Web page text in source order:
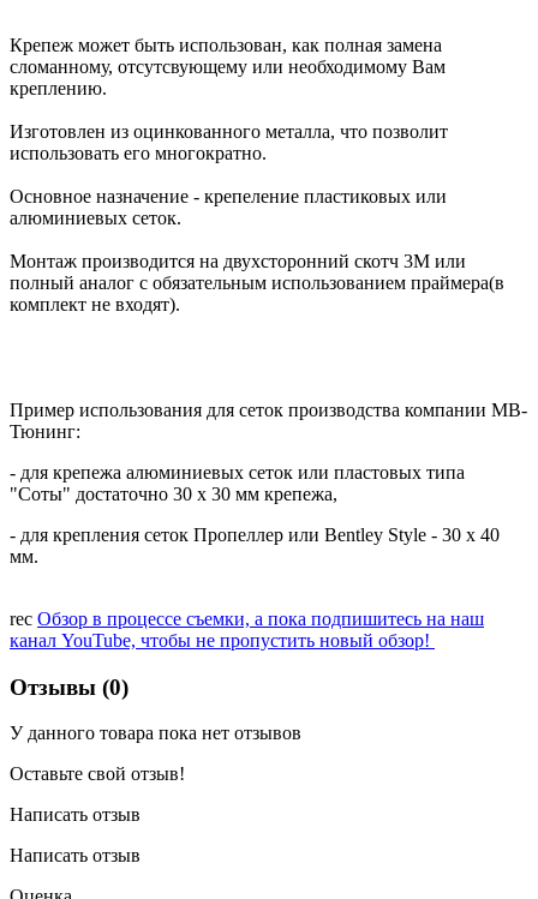
Крепеж может быть использован, как полная замена
сломанному, отсутсвующему или необходимому Вам
креплению.
Изготовлен из оцинкованного металла, что позволит
использовать его многократно.
Основное назначение - крепеление пластиковых или
алюминиевых сеток.
Монтаж производится на двухсторонний скотч 3М или
полный аналог с обязательным использованием праймера(в
комплект не входят).
Пример использования для сеток производства компании МВ-
Тюнинг:
- для крепежа алюминиевых сеток или пластовых типа
"Соты" достаточно 30 х 30 мм крепежа,
- для крепления сеток Пропеллер или Bentley Style - 30 х 40
мм.
rec Обзор в процессе съемки, а пока подпишитесь на наш
канал YouTube, чтобы не пропустить новый обзор!
Отзывы (0)
У данного товара пока нет отзывов
Оставьте свой отзыв!
Написать отзыв
Написать отзыв